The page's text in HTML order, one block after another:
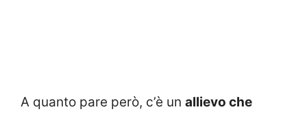
A quanto pare però, c’è un allievo che